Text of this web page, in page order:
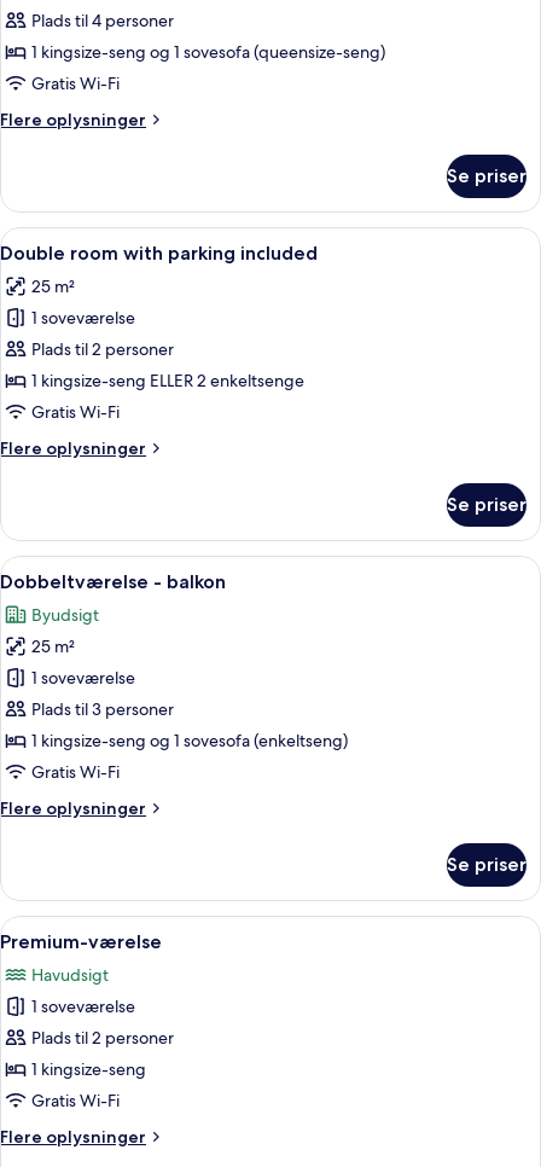
værelse
-
balkon
havudsigt
Plads til 4 personer
1 kingsize-seng og 1 sovesofa (queensize-seng)
Gratis Wi-Fi
Flere oplysninger
Flere
værelse
balkon
havudsigt
Se priser
Indlæs
alle
billeder
af
Double
room
with
included
Et moderne hotelværelse med en
5
Double room with parking included
25 m²
1 soveværelse
Plads til 2 personer
1 kingsize-seng ELLER 2 enkeltsenge
Gratis Wi-Fi
Flere oplysninger
Flere
room
with
parking
Se priser
Indlæs
alle
billeder
af
Dobbeltværelse
-
balkon
Et hotelværelse med en stor seng,
6
Dobbeltværelse - balkon
Byudsigt
25 m²
1 soveværelse
Plads til 3 personer
1 kingsize-seng og 1 sovesofa (enkeltseng)
Gratis Wi-Fi
Flere oplysninger
Flere
-
balkon
Se priser
Indlæs
alle
billeder
af
Premium-
værelse
Et moderne badeværelse med et
10
Premium-værelse
Havudsigt
1 soveværelse
Plads til 2 personer
1 kingsize-seng
Gratis Wi-Fi
Flere oplysninger
Flere